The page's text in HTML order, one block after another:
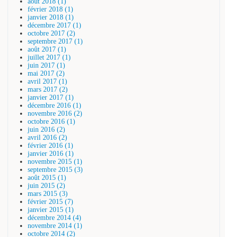
février 2018 (1)
janvier 2018 (1)
décembre 2017 (1)
octobre 2017 (2)
septembre 2017 (1)
août 2017 (1)
juillet 2017 (1)
juin 2017 (1)
mai 2017 (2)
avril 2017 (1)
mars 2017 (2)
janvier 2017 (1)
décembre 2016 (1)
novembre 2016 (2)
octobre 2016 (1)
juin 2016 (2)
avril 2016 (2)
février 2016 (1)
janvier 2016 (1)
novembre 2015 (1)
septembre 2015 (3)
août 2015 (1)
juin 2015 (2)
mars 2015 (3)
février 2015 (7)
janvier 2015 (1)
décembre 2014 (4)
novembre 2014 (1)
octobre 2014 (2)